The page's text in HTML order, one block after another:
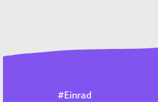
#Einrad